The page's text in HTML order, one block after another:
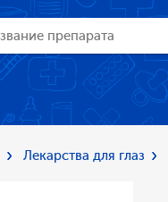
Лекарства для глаз